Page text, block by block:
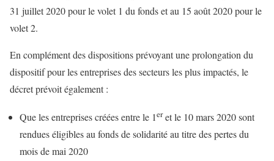
31 juillet 2020 pour le volet 1 du fonds et au 15 août 2020 pour le
volet 2.
En complément des dispositions prévoyant une prolongation du
dispositif pour les entreprises des secteurs les plus impactés, le
décret prévoit également :
Que les entreprises créées entre le 1eret le 10 mars 2020 sont
rendues éligibles au fonds de solidarité au titre des pertes du
mois de mai 2020